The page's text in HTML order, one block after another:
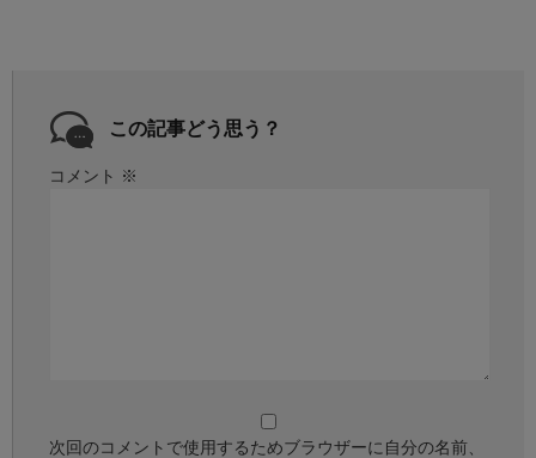
この記事どう思う？
コメント ※
次回のコメントで使用するためブラウザーに自分の名前、